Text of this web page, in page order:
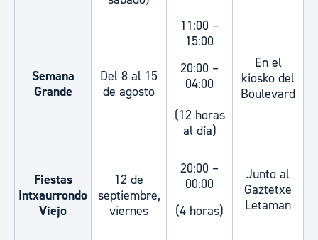
Semana
Grande
Del 8 al 15
de agosto
11:00 –
15:00
20:00 –
04:00
(12 horas
al día)
En el
kiosko del
Boulevard
Fiestas
Intxaurrondo
Viejo
12 de
septiembre,
viernes
20:00 –
00:00
(4 horas)
Junto al
Gaztetxe
Letaman